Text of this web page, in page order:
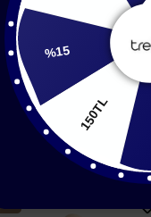
%25
150TL
%15